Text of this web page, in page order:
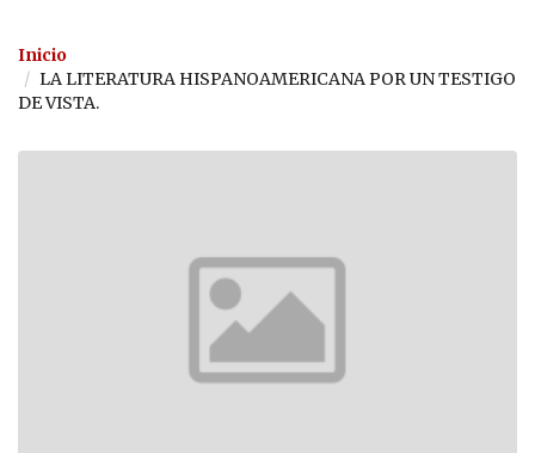
Inicio
LA LITERATURA HISPANOAMERICANA POR UN TESTIGO
DE VISTA.